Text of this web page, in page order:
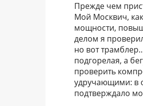
Прежде чем
Мой Москвич,
мощности,
делом я
но вот
подгорелая, а
проверить
удручающими: в
подтверждало